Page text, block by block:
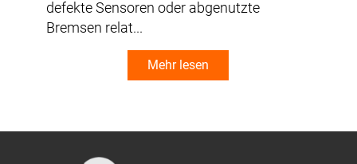
defekte Sensoren oder abgenutzte
Bremsen relat...
Mehr lesen